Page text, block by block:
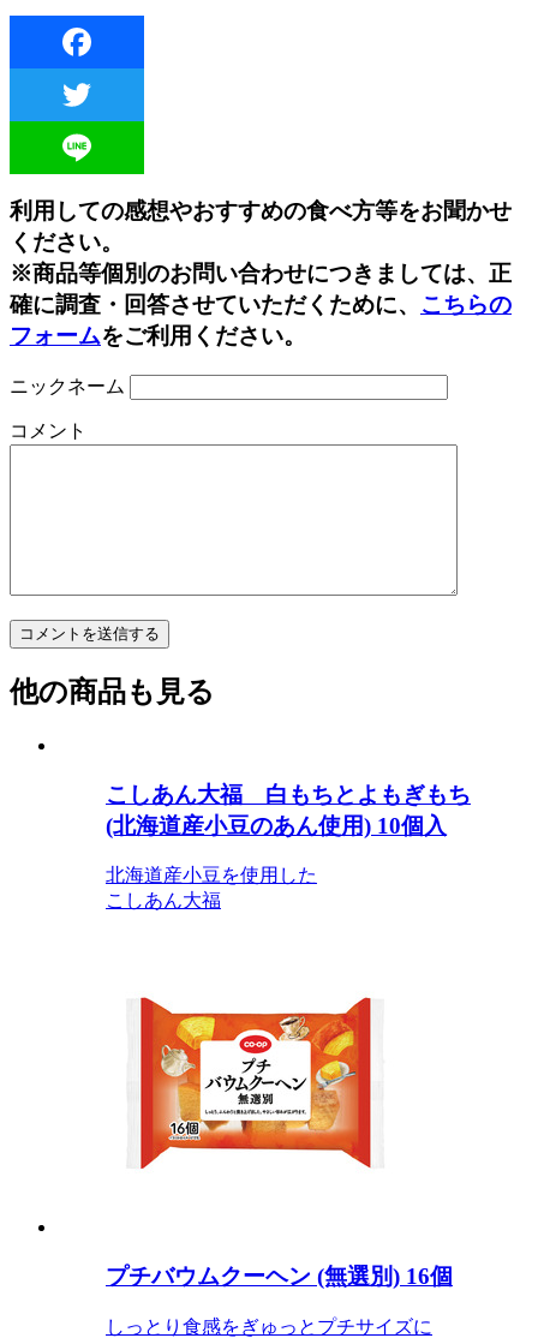
利用しての感想やおすすめの食べ方等をお聞かせ
ください。
※商品等個別のお問い合わせにつきましては、正
確に調査・回答させていただくために、 こちらの
フォームをご利用ください。
ニックネーム
コメント
他の商品も見る
こしあん大福 白もちとよもぎもち
(北海道産小豆のあん使用) 10個入
北海道産小豆を使用した
こしあん大福
プチバウムクーヘン (無選別) 16個
しっとり食感をぎゅっとプチサイズに